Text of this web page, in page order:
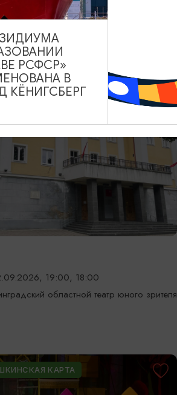
эстрады «Янтарь-холл»
КАРТА
19:00, 18:00
областной театр юного зрителя
КАРТА
РСФСР»
В
КЁНИГСБЕРГ